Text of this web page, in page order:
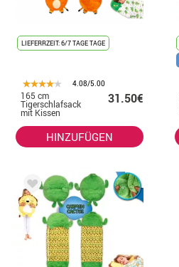
LIEFERRZEIT: 6/7 TAGE TAGE
4.08/5.00
165 cm
Tigerschlafsack
mit Kissen
31.50€
HINZUFÜGEN